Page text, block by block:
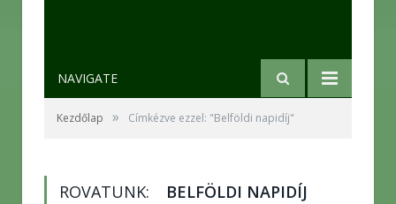
NAVIGATE
Kezdőlap » Címkézve ezzel: "Belföldi napidíj"
ROVATUNK: BELFÖLDI NAPIDÍJ